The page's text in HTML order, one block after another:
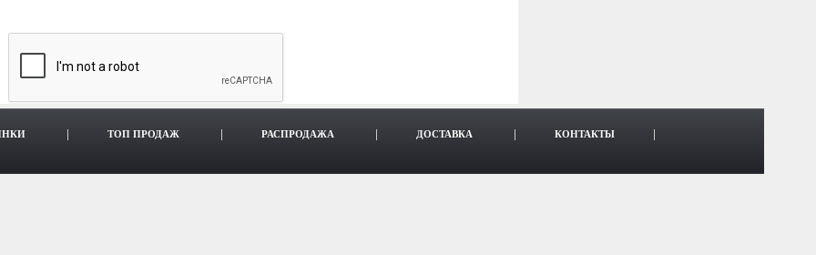
ТОП ПРОДАЖ РАСПРОДАЖА ДОСТАВКА
КОНТАКТЫ